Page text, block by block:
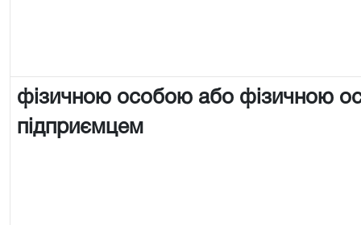
фізичною особою або фізичною
підприємцем